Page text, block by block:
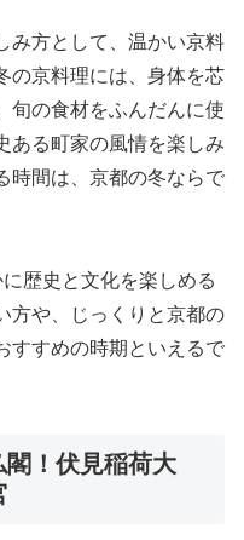
み方として、温かい京料
の京料理には、身体を芯
旬の食材をふんだんに使
ある町家の風情を楽しみ
時間は、京都の冬ならで
歴史と文化を楽しめる
方や、じっくりと京都の
すすめの時期といえるで
！伏見稲荷大